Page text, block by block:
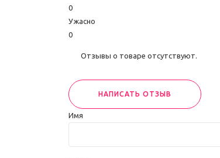
0
Ужасно
0
Отзывы о товаре отсутствуют.
НАПИСАТЬ ОТЗЫВ
Имя